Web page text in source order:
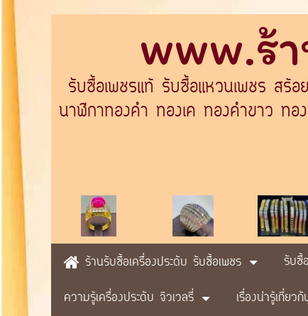
www.ร้
รับซื้อเพชรแท้ รับซื้อแหวนเพชร สร้อ
นาฬิกาทองคำ ทองเค ทองคำขาว ทอ
ร้านรับซื้อเครื่องประดับ รับซื้อเพชร รับซื้
ความรู้เครื่องประดับ จิวเวลรี่
เรื่องน่ารู้เกี่ยว